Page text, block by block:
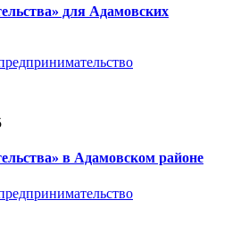
для Адамовских
в Адамовском районе